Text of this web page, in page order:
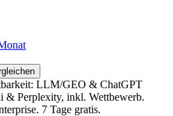
LLM/GEO & ChatGPT
& Perplexity, inkl. Wettbewerb.
7 Tage gratis.